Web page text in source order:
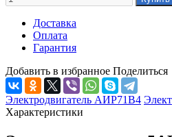
Доставка
Оплата
Гарантия
Добавить в избранное Поделиться
Электродвигатель АИР71В4
Характеристики